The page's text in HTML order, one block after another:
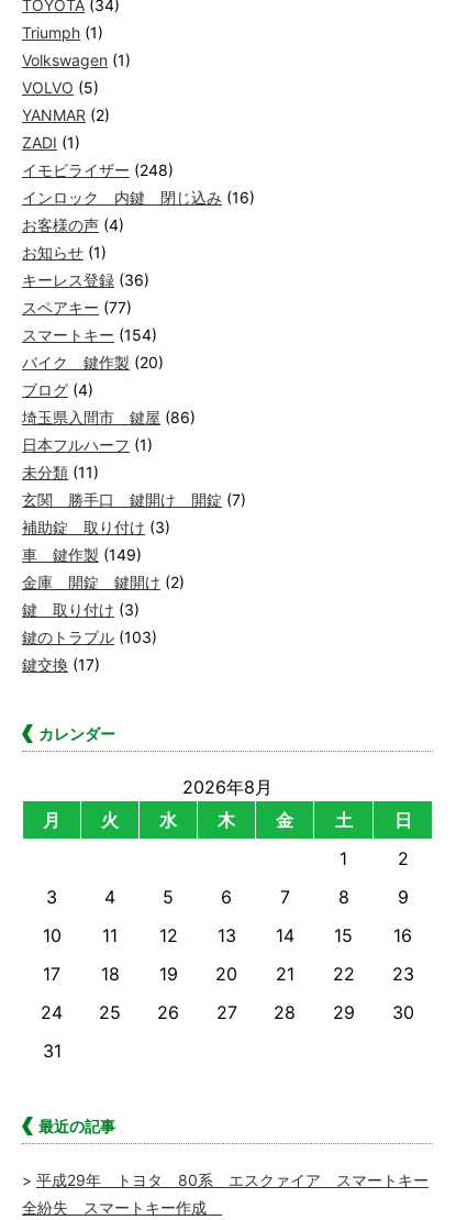
TOYOTA (34)
Triumph (1)
Volkswagen (1)
VOLVO (5)
YANMAR (2)
ZADI (1)
イモビライザー (248)
インロック 内鍵 閉じ込み (16)
お客様の声 (4)
お知らせ (1)
キーレス登録 (36)
スペアキー (77)
スマートキー (154)
バイク 鍵作製 (20)
ブログ (4)
埼玉県入間市 鍵屋 (86)
日本フルハーフ (1)
未分類 (11)
玄関 勝手口 鍵開け 開錠 (7)
補助錠 取り付け (3)
車 鍵作製 (149)
金庫 開錠 鍵開け (2)
鍵 取り付け (3)
鍵のトラブル (103)
鍵交換 (17)
カレンダー
2026年8月
月
火 水 木 金 土
日
1
2
3
4 5 6 7 8
9
10
11 12 13 14 15
16
17
18 19 20 21 22
23
24
25 26 27 28 29
30
31
最近の記事
平成29年 トヨタ 80系 エスクァイア スマートキー
全紛失 スマートキー作成